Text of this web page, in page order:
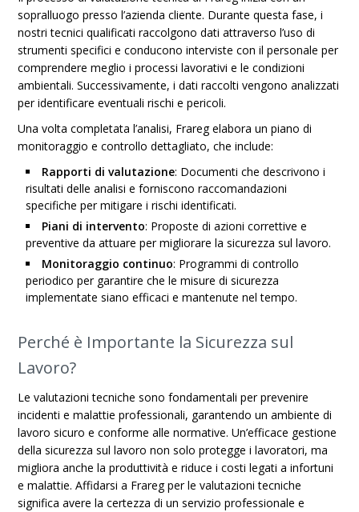
sopralluogo presso l’azienda cliente. Durante questa fase, i
nostri tecnici qualificati raccolgono dati attraverso l’uso di
strumenti specifici e conducono interviste con il personale per
comprendere meglio i processi lavorativi e le condizioni
ambientali. Successivamente, i dati raccolti vengono analizzati
per identificare eventuali rischi e pericoli.
Una volta completata l’analisi, Frareg elabora un piano di
monitoraggio e controllo dettagliato, che include:
Rapporti di valutazione: Documenti che descrivono i
risultati delle analisi e forniscono raccomandazioni
specifiche per mitigare i rischi identificati.
Piani di intervento: Proposte di azioni correttive e
preventive da attuare per migliorare la sicurezza sul lavoro.
Monitoraggio continuo: Programmi di controllo
periodico per garantire che le misure di sicurezza
implementate siano efficaci e mantenute nel tempo.
Perché è Importante la Sicurezza sul
Lavoro?
Le valutazioni tecniche sono fondamentali per prevenire
incidenti e malattie professionali, garantendo un ambiente di
lavoro sicuro e conforme alle normative. Un’efficace gestione
della sicurezza sul lavoro non solo protegge i lavoratori, ma
migliora anche la produttività e riduce i costi legati a infortuni
e malattie. Affidarsi a Frareg per le valutazioni tecniche
significa avere la certezza di un servizio professionale e